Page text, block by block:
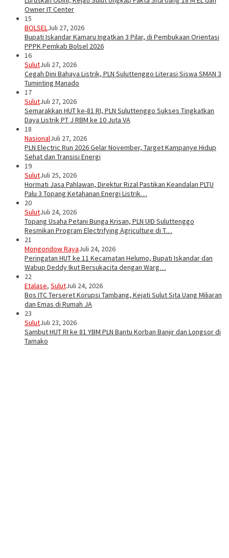
Owner IT Center
15
BOLSELJuli 27, 2026
Bupati Iskandar Kamaru Ingatkan 3 Pilar, di Pembukaan Orientasi
PPPK Pemkab Bolsel 2026
16
SulutJuli 27, 2026
Cegah Dini Bahaya Listrik, PLN Suluttenggo Literasi Siswa SMAN 3
Tuminting Manado
17
SulutJuli 27, 2026
Semarakkan HUT ke-81 RI, PLN Suluttenggo Sukses Tingkatkan
Daya Listrik PT J RBM ke 10 Juta VA
18
NasionalJuli 27, 2026
PLN Electric Run 2026 Gelar November, Target Kampanye Hidup
Sehat dan Transisi Energi
19
SulutJuli 25, 2026
Hormati Jasa Pahlawan, Direktur Rizal Pastikan Keandalan PLTU
Palu 3 Topang Ketahanan Energi Listrik…
20
SulutJuli 24, 2026
Topang Usaha Petani Bunga Krisan, PLN UID Suluttenggo
Resmikan Program Electrifying Agriculture di T…
21
Mongondow RayaJuli 24, 2026
Peringatan HUT ke 11 Kecamatan Helumo, Bupati Iskandar dan
Wabup Deddy Ikut Bersukacita dengan Warg…
22
Etalase, SulutJuli 24, 2026
Bos ITC Terseret Korupsi Tambang, Kejati Sulut Sita Uang Miliaran
dan Emas di Rumah JA
23
SulutJuli 23, 2026
Sambut HUT RI ke 81 YBM PLN Bantu Korban Banjir dan Longsor di
Tamako